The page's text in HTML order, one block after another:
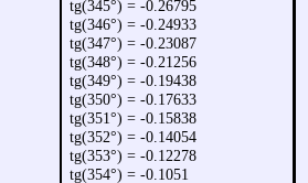
tg(345°) = -0.26795
tg(346°) = -0.24933
tg(347°) = -0.23087
tg(348°) = -0.21256
tg(349°) = -0.19438
tg(350°) = -0.17633
tg(351°) = -0.15838
tg(352°) = -0.14054
tg(353°) = -0.12278
tg(354°) = -0.1051